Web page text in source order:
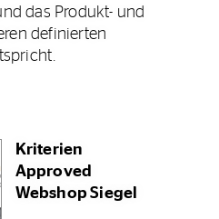
das Produkt- und
definierten
Kriterien
Approved
Webshop Siegel